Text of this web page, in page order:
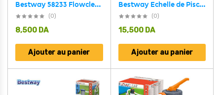
Bestway 58233 Flowclear Écumoire suspendue pour systèmes de filtration
(0)
8,500 DA
Ajouter au panier
Bestway Echelle de Piscine 3 Marches 107cm 150kg 58335
(0)
15,500 DA
Ajouter au panier